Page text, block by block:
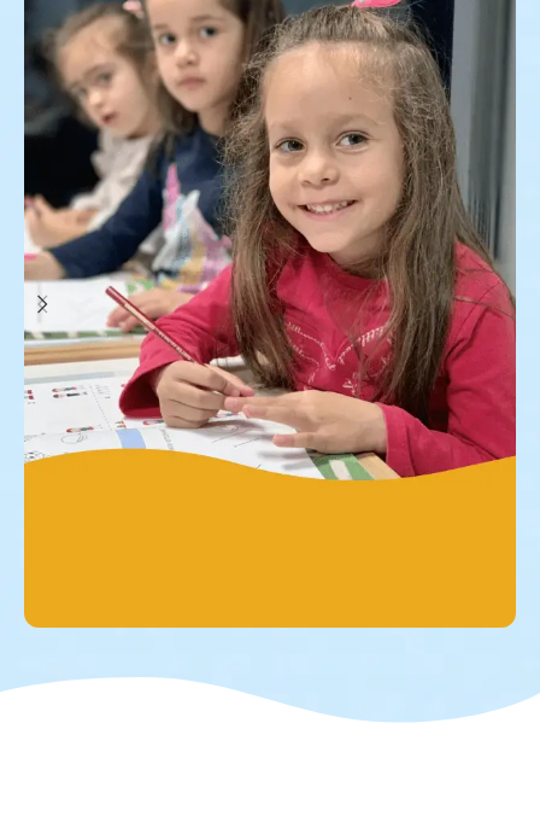
Уроци
Научаваме уроците от деня.